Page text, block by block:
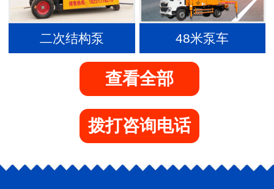
二次结构泵 48米泵车
查看全部
拨打咨询电话